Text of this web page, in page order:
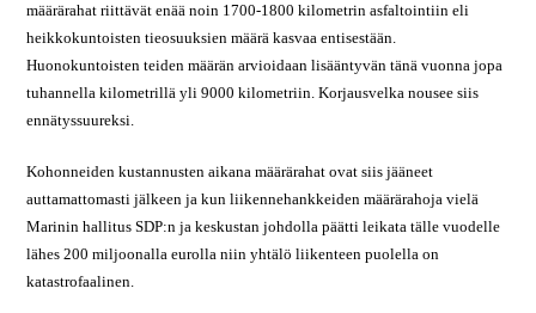
määrärahat riittävät enää noin 1700-1800 kilometrin asfaltointiin eli
heikkokuntoisten tieosuuksien määrä kasvaa entisestään.
Huonokuntoisten teiden määrän arvioidaan lisääntyvän tänä vuonna jopa
tuhannella kilometrillä yli 9000 kilometriin. Korjausvelka nousee siis
ennätyssuureksi.
Kohonneiden kustannusten aikana määrärahat ovat siis jääneet
auttamattomasti jälkeen ja kun liikennehankkeiden määrärahoja vielä
Marinin hallitus SDP:n ja keskustan johdolla päätti leikata tälle vuodelle
lähes 200 miljoonalla eurolla niin yhtälö liikenteen puolella on
katastrofaalinen.